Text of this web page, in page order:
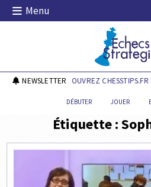
Skip
Menu
Echecs & Stratégie
NEWSLETTERDÉCOUVREZ CHESSTIPS.FR
DÉBUTER JOUER
Étiquette :